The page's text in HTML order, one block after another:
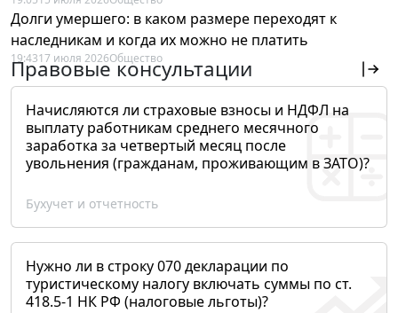
Долги умершего: в каком размере переходят к
наследникам и когда их можно не платить
19:4317 июля 2026Общество
Правовые консультации
Начисляются ли страховые взносы и НДФЛ на
выплату работникам среднего месячного
заработка за четвертый месяц после
увольнения (гражданам, проживающим в ЗАТО)?
Бухучет и отчетность
Нужно ли в строку 070 декларации по
туристическому налогу включать суммы по ст.
418.5-1 НК РФ (налоговые льготы)?